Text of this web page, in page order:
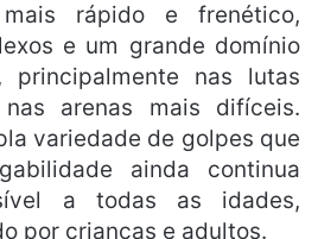
rápido e frenético,
e um grande domínio
principalmente nas lutas
arenas mais difíceis.
variedade de golpes que
ainda continua
a todas as idades,
por crianças e adultos.